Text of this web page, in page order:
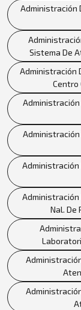
Administración
Sistema De
Administración
Centro
Administración
Administración
Administración
Administración
Nal. De